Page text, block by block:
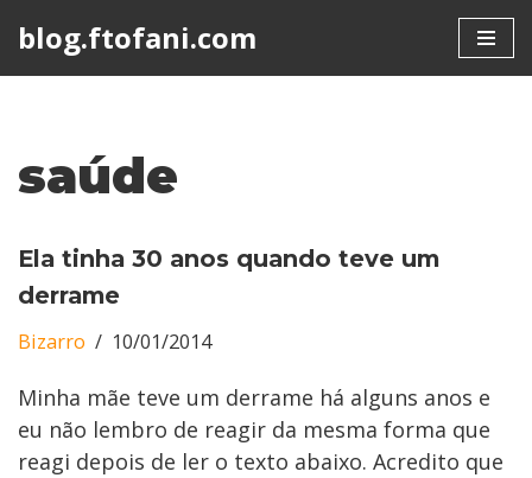
blog.ftofani.com
saúde
Ela tinha 30 anos quando teve um
derrame
Bizarro 10/01/2014
Minha mãe teve um derrame há alguns anos e
eu não lembro de reagir da mesma forma que
reagi depois de ler o texto abaixo. Acredito que